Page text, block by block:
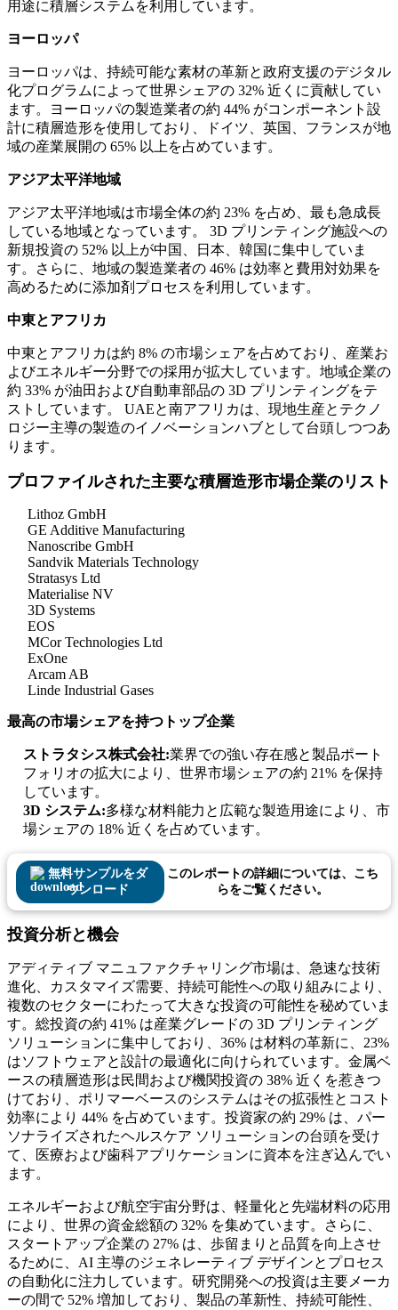
用途に積層システムを利用しています。
ヨーロッパ
ヨーロッパは、持続可能な素材の革新と政府支援のデジタル
化プログラムによって世界シェアの 32% 近くに貢献してい
ます。ヨーロッパの製造業者の約 44% がコンポーネント設
計に積層造形を使用しており、ドイツ、英国、フランスが地
域の産業展開の 65% 以上を占めています。
アジア太平洋地域
アジア太平洋地域は市場全体の約 23% を占め、最も急成長
している地域となっています。 3D プリンティング施設への
新規投資の 52% 以上が中国、日本、韓国に集中していま
す。さらに、地域の製造業者の 46% は効率と費用対効果を
高めるために添加剤プロセスを利用しています。
中東とアフリカ
中東とアフリカは約 8% の市場シェアを占めており、産業お
よびエネルギー分野での採用が拡大しています。地域企業の
約 33% が油田および自動車部品の 3D プリンティングをテ
ストしています。 UAEと南アフリカは、現地生産とテクノ
ロジー主導の製造のイノベーションハブとして台頭しつつあ
ります。
プロファイルされた主要な積層造形市場企業のリスト
Lithoz GmbH
GE Additive Manufacturing
Nanoscribe GmbH
Sandvik Materials Technology
Stratasys Ltd
Materialise NV
3D Systems
EOS
MCor Technologies Ltd
ExOne
Arcam AB
Linde Industrial Gases
最高の市場シェアを持つトップ企業
ストラタシス株式会社:業界での強い存在感と製品ポート
フォリオの拡大により、世界市場シェアの約 21% を保持
しています。
3D システム:多様な材料能力と広範な製造用途により、市
場シェアの 18% 近くを占めています。
無料サンプルをダ
ウンロード
このレポートの詳細については、こち
らをご覧ください。
投資分析と機会
アディティブ マニュファクチャリング市場は、急速な技術
進化、カスタマイズ需要、持続可能性への取り組みにより、
複数のセクターにわたって大きな投資の可能性を秘めていま
す。総投資の約 41% は産業グレードの 3D プリンティング
ソリューションに集中しており、36% は材料の革新に、23%
はソフトウェアと設計の最適化に向けられています。金属ベ
ースの積層造形は民間および機関投資の 38% 近くを惹きつ
けており、ポリマーベースのシステムはその拡張性とコスト
効率により 44% を占めています。投資家の約 29% は、パー
ソナライズされたヘルスケア ソリューションの台頭を受け
て、医療および歯科アプリケーションに資本を注ぎ込んでい
ます。
エネルギーおよび航空宇宙分野は、軽量化と先端材料の応用
により、世界の資金総額の 32% を集めています。さらに、
スタートアップ企業の 27% は、歩留まりと品​​質を向上させ
るために、AI 主導のジェネレーティブ デザインとプロセス
の自動化に注力しています。研究開発への投資は主要メーカ
ーの間で 52% 増加しており、製品の革新性、持続可能性、